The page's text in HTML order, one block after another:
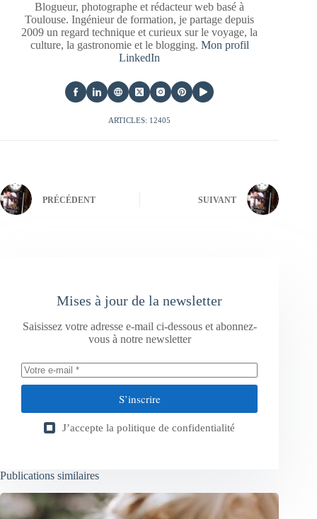
Blogueur, photographe et rédacteur web basé à
Toulouse. Ingénieur de formation, je partage depuis
2009 un regard technique et curieux sur le voyage, la
culture, la gastronomie et le blogging. Mon profil
LinkedIn
ARTICLES: 12405
PRÉCÉDENT SUIVANT
Mises à jour de la newsletter
Saisissez votre adresse e-mail ci-dessous et abonnez-
vous à notre newsletter
S’inscrire
J’accepte la politique de confidentialité
Publications similaires